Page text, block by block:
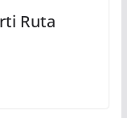
Ruta